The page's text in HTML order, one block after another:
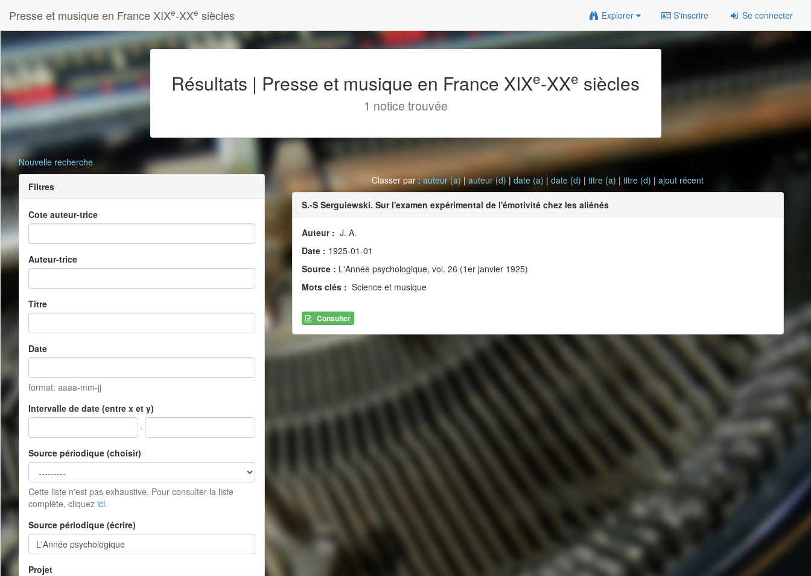
Presse et musique en France XIXe-XXe siècles Explorer S'inscrire Se connecter
Résultats | Presse et musique en France XIXe-XXe siècles
1 notice trouvée
Nouvelle recherche
Filtres
Cote auteur-trice
Auteur-trice
Titre
Date
format: aaaa-mm-jj
Intervalle de date (entre x et y)
-
Source périodique (choisir)
Cette liste n'est pas exhaustive. Pour consulter la liste
complète, cliquez ici.
Source périodique (écrire)
Projet
Classer par :auteur (a)|auteur (d)|date (a) |date (d) |titre (a) |titre (d) |ajout récent
S.-S Serguiewski. Sur l'examen expérimental de l'émotivité chez les aliénés
Auteur : J. A.
Date : 1925-01-01
Source : L'Année psychologique, vol. 26 (1er janvier 1925)
Mots clés : Science et musique
Consulter